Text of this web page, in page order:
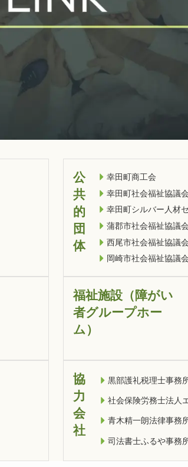
公
共
的
団
体
幸田町商工会
幸田町社会福祉協議
幸田町シルバー人材
蒲郡市社会福祉協議
西尾市社会福祉協議
岡崎市社会福祉協議
福祉施設（障がい
者グループホー
ム）
協
力
会
社
黒部護礼税理士事務
社会保険労務士法人
青木精一朗法律事務
司法書士ふるや事務